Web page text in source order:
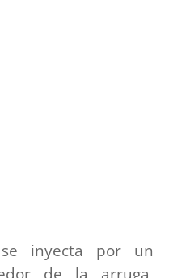
inyecta por un
de la arruga,